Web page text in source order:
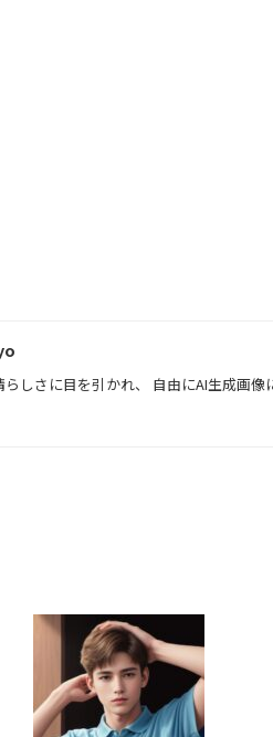
らしさに目を引かれ、 自由にAI生成画